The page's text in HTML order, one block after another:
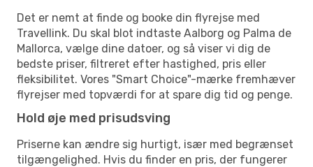
Det er nemt at finde og booke din flyrejse med
Travellink. Du skal blot indtaste Aalborg og Palma de
Mallorca, vælge dine datoer, og så viser vi dig de
bedste priser, filtreret efter hastighed, pris eller
fleksibilitet. Vores "Smart Choice"-mærke fremhæver
flyrejser med topværdi for at spare dig tid og penge.
Hold øje med prisudsving
Priserne kan ændre sig hurtigt, især med begrænset
tilgængelighed. Hvis du finder en pris, der fungerer